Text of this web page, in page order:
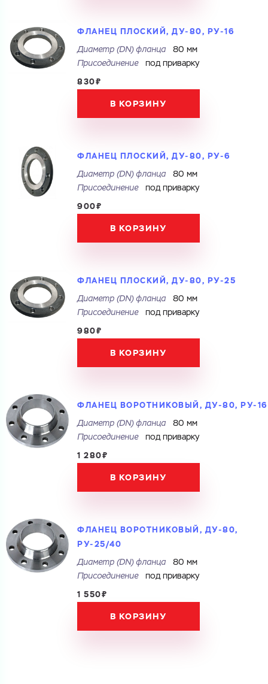
Имя
Номер телефона
Cоглашаюсь на обработкуперсональных данных
ГОТОВО
Электронная почта
Файл с реквизитами огранизации (любой формат, макс. 20
МБ)
ГОТОВО
ФЛАНЕЦ ПЛОСКИЙ, ДУ-80, РУ-16
Диаметр (DN) фланца
80 мм
Присоединение
под приварку
830₽
В КОРЗИНУ
ФЛАНЕЦ ПЛОСКИЙ, ДУ-80, РУ-6
Диаметр (DN) фланца
80 мм
Присоединение
под приварку
900₽
В КОРЗИНУ
ФЛАНЕЦ ПЛОСКИЙ, ДУ-80, РУ-25
Диаметр (DN) фланца
80 мм
Присоединение
под приварку
980₽
В КОРЗИНУ
ФЛАНЕЦ ВОРОТНИКОВЫЙ, ДУ-80, РУ-16
Диаметр (DN) фланца
80 мм
Присоединение
под приварку
1 280₽
В КОРЗИНУ
ФЛАНЕЦ ВОРОТНИКОВЫЙ, ДУ-80,
РУ-25/40
Диаметр (DN) фланца
80 мм
Присоединение
под приварку
1 550₽
В КОРЗИНУ